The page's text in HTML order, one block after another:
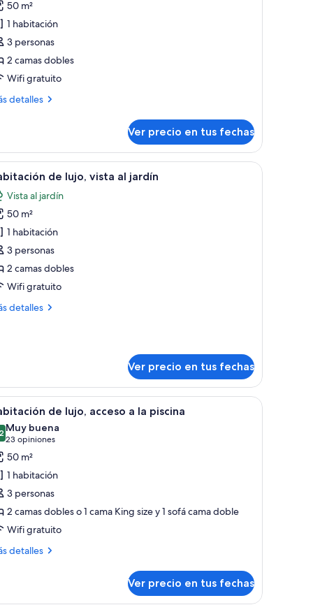
50 m²
1 habitación
3 personas
2 camas dobles
Wifi gratuito
detalles
Ver precio en tus fechas
ventanal con cortinas, un ventilador de techo y obras de arte en las
Habitación de hotel con dos camas, un
17 de lujo, vista al jardín
Vista al jardín
50 m²
1 habitación
3 personas
2 camas dobles
Wifi gratuito
detalles
Ver precio en tus fechas
de techo, vista a una piscina y balcón.Habitación de hotel con dos camas,
18 de lujo, acceso a la piscina
de 10
Muy buena
23 opiniones
(23
opiniones)
50 m²
1 habitación
3 personas
2 camas dobles o 1 cama King size y 1 sofá cama doble
Wifi gratuito
detalles
Ver precio en tus fechas